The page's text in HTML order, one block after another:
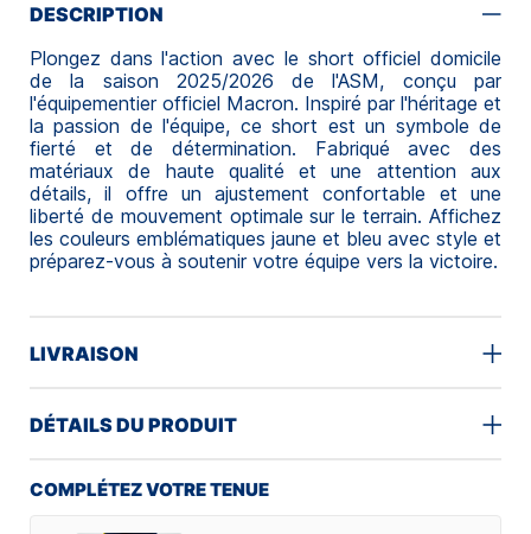
DESCRIPTION
Plongez dans l'action avec le short officiel domicile
de la saison 2025/2026 de l'ASM, conçu par
l'équipementier officiel Macron. Inspiré par l'héritage et
la passion de l'équipe, ce short est un symbole de
fierté et de détermination. Fabriqué avec des
matériaux de haute qualité et une attention aux
détails, il offre un ajustement confortable et une
liberté de mouvement optimale sur le terrain. Affichez
les couleurs emblématiques jaune et bleu avec style et
préparez-vous à soutenir votre équipe vers la victoire.
LIVRAISON
DÉTAILS DU PRODUIT
COMPLÉTEZ VOTRE TENUE